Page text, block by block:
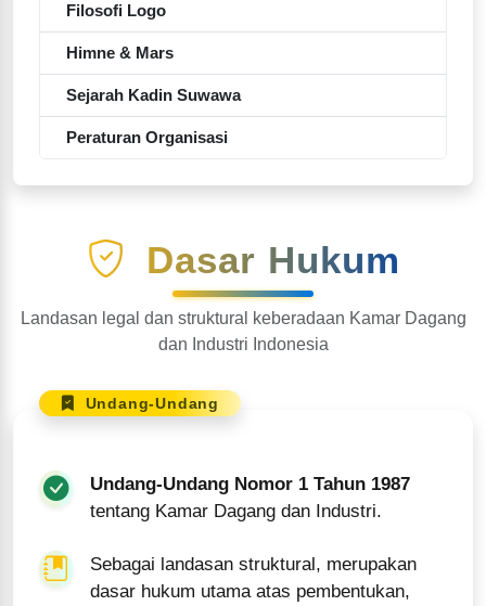
Filosofi Logo
Himne & Mars
Sejarah Kadin Suwawa
Peraturan Organisasi
Dasar Hukum
Landasan legal dan struktural keberadaan Kamar Dagang
dan Industri Indonesia
Undang-Undang
Undang-Undang Nomor 1 Tahun 1987
tentang Kamar Dagang dan Industri.
Sebagai landasan struktural, merupakan
dasar hukum utama atas pembentukan,